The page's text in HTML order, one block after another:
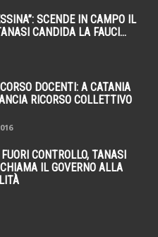
SCENDE IN CAMPO IL
CANDIDA LA FAUCI...
DOCENTI: A CATANIA
RICORSO COLLETTIVO
CONTROLLO, TANASI
IL GOVERNO ALLA